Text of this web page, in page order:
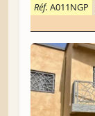
Réf. A011NGP